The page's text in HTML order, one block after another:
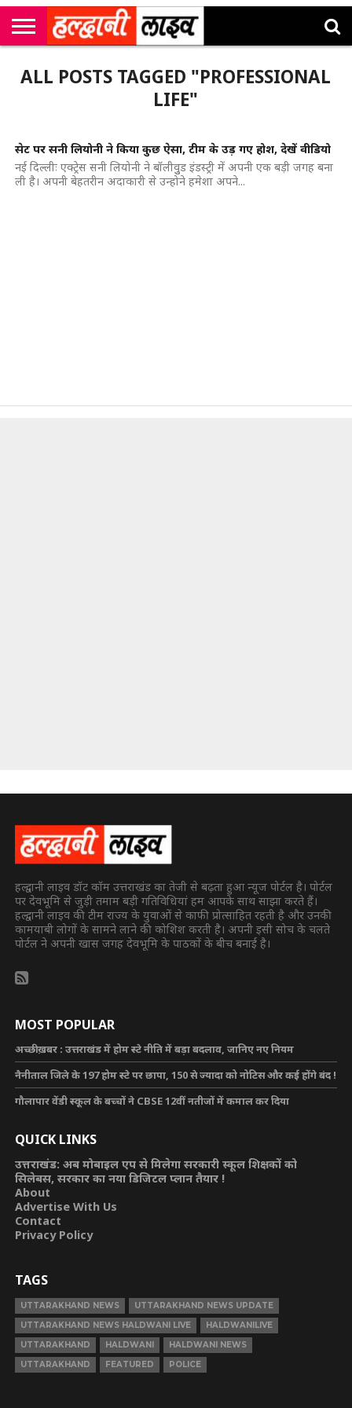
सी
एम
कॉर्नर
उत्तराखंड
न्यूज़
खेल
मनोरंजन
सम्पादकीय
जॉब
अलर्ट्स
ALL POSTS TAGGED "PROFESSIONAL
LIFE"
सेट पर सनी लियोनी ने किया कुछ ऐसा, टीम के उड़ गए होश, देखें वीडियो
नई दिल्लीः एक्ट्रेस सनी लियोनी ने बॉलीवुुड इंडस्ट्री में अपनी एक बड़ी जगह बना
ली है। अपनी बेहतरीन अदाकारी से उन्होने हमेशा अपने...
हल्द्वानी लाइव डॉट कॉम उत्तराखंड का तेजी से बढ़ता हुआ न्यूज पोर्टल है। पोर्टल
पर देवभूमि से जुड़ी तमाम बड़ी गतिविधियां हम आपके साथ साझा करते हैं।
हल्द्वानी लाइव की टीम राज्य के युवाओं से काफी प्रोत्साहित रहती है और उनकी
कामयाबी लोगों के सामने लाने की कोशिश करती है। अपनी इसी सोच के चलते
पोर्टल ने अपनी खास जगह देवभूमि के पाठकों के बीच बनाई है।
MOST POPULAR
अच्छी ख़बर : उत्तराखंड में होम स्टे नीति में बड़ा बदलाव, जानिए नए नियम
नैनीताल जिले के 197 होम स्टे पर छापा, 150 से ज्यादा को नोटिस और कई होंगे बंद !
गौलापार वेंडी स्कूल के बच्चों ने CBSE 12वीं नतीजों में कमाल कर दिया
QUICK LINKS
उत्तराखंड: अब मोबाइल एप से मिलेगा सरकारी स्कूल शिक्षकों को
सिलेबस, सरकार का नया डिजिटल प्लान तैयार !
About
Advertise With Us
Contact
Privacy Policy
TAGS
UTTARAKHAND NEWS
UTTARAKHAND NEWS UPDATE
UTTARAKHAND NEWS HALDWANI LIVE
HALDWANILIVE
UTTARAKHAND
HALDWANI
HALDWANI NEWS
UTTARAKHAND
FEATURED POLICE